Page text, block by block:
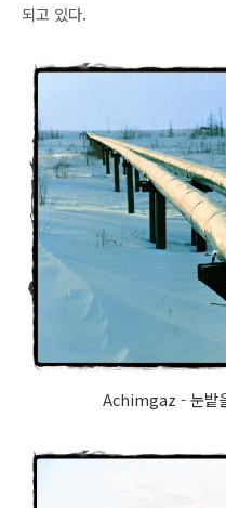
되고 있다.
Achimgaz - 눈밭